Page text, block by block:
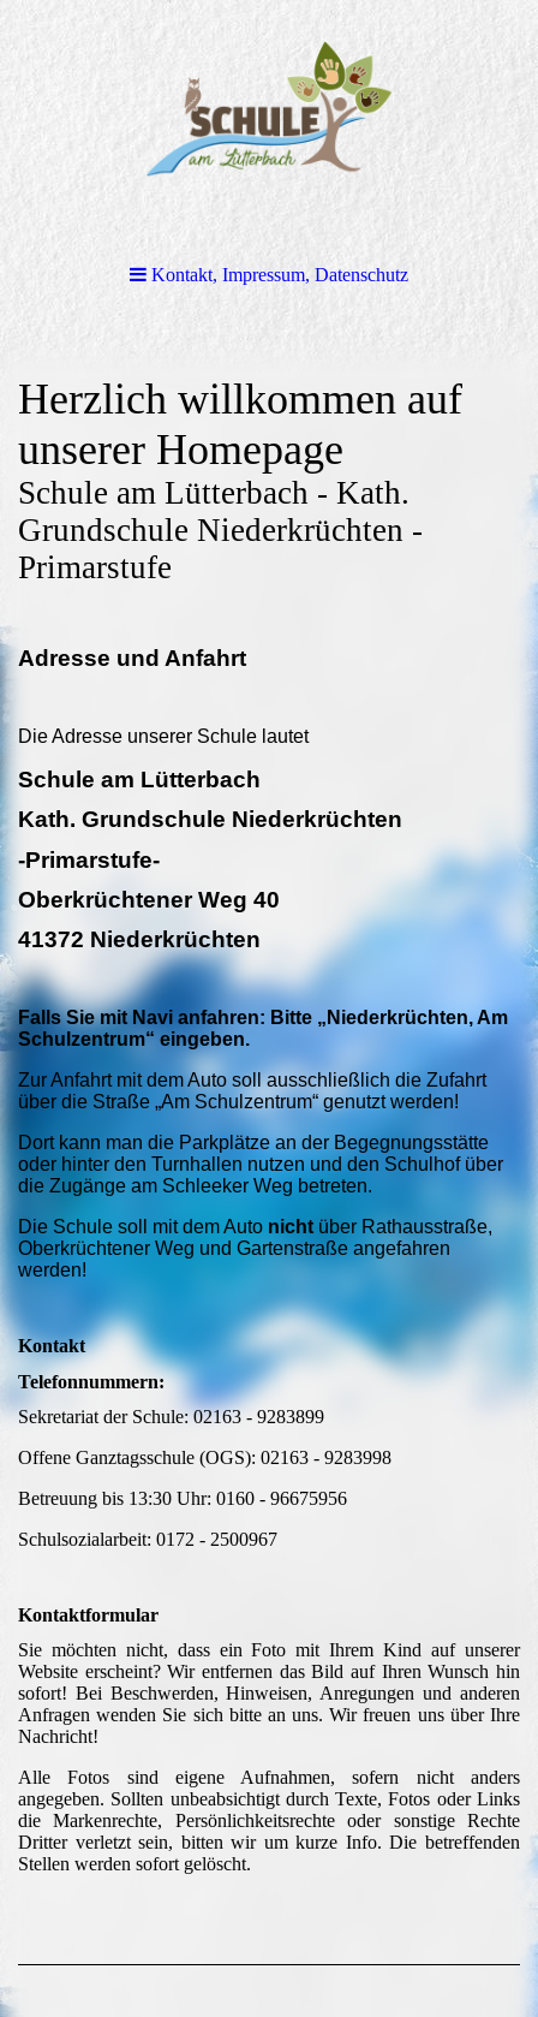
Kontakt, Impressum, Datenschutz
Herzlich willkommen auf
unserer Homepage
Schule am Lütterbach - Kath.
Grundschule Niederkrüchten -
Primarstufe
Adresse und Anfahrt
Die Adresse unserer Schule lautet
Schule am Lütterbach
Kath. Grundschule Niederkrüchten
-Primarstufe-
Oberkrüchtener Weg 40
41372 Niederkrüchten
Falls Sie mit Navi anfahren: Bitte „Niederkrüchten, Am
Schulzentrum“ eingeben.
Zur Anfahrt mit dem Auto soll ausschließlich die Zufahrt
über die Straße „Am Schulzentrum“ genutzt werden!
Dort kann man die Parkplätze an der Begegnungsstätte
oder hinter den Turnhallen nutzen und den Schulhof über
die Zugänge am Schleeker Weg betreten.
Die Schule soll mit dem Auto nicht über Rathausstraße,
Oberkrüchtener Weg und Gartenstraße angefahren
werden!
Kontakt
Telefonnummern:
Sekretariat der Schule: 02163 - 9283899
Offene Ganztagsschule (OGS): 02163 - 9283998
Betreuung bis 13:30 Uhr: 0160 - 96675956
Schulsozialarbeit: 0172 - 2500967
Kontaktformular
Sie möchten nicht, dass ein Foto mit Ihrem Kind auf unserer
Website erscheint? Wir entfernen das Bild auf Ihren Wunsch hin
sofort! Bei Beschwerden, Hinweisen, Anregungen und anderen
Anfragen wenden Sie sich bitte an uns. Wir freuen uns über Ihre
Nachricht!
Alle Fotos sind eigene Aufnahmen, sofern nicht anders
angegeben. Sollten unbeabsichtigt durch Texte, Fotos oder Links
die Markenrechte, Persönlichkeitsrechte oder sonstige Rechte
Dritter verletzt sein, bitten wir um kurze Info. Die betreffenden
Stellen werden sofort gelöscht.